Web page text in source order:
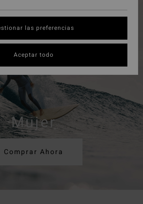
Mujer
Comprar Ahora
las preferencias
Aceptar todo